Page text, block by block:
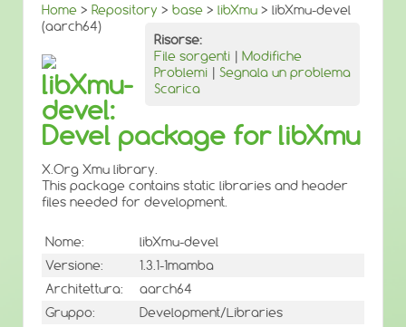
Home > Repository > base > libXmu > libXmu-devel
(aarch64)
Risorse:
File sorgenti | Modifiche
Problemi | Segnala un problema
Scarica
libXmu-
devel:
Devel package for libXmu
X.Org Xmu library.
This package contains static libraries and header
files needed for development.
Nome:
libXmu-devel
Versione:
1.3.1-1mamba
Architettura:
aarch64
Gruppo:
Development/Libraries